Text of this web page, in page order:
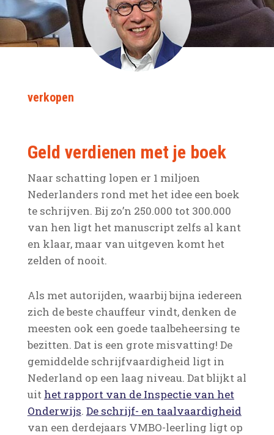
verkopen
Geld verdienen met je boek
Naar schatting lopen er 1 miljoen
Nederlanders rond met het idee een boek
te schrijven. Bij zo’n 250.000 tot 300.000
van hen ligt het manuscript zelfs al kant
en klaar, maar van uitgeven komt het
zelden of nooit.
Als met autorijden, waarbij bijna iedereen
zich de beste chauffeur vindt, denken de
meesten ook een goede taalbeheersing te
bezitten. Dat is een grote misvatting! De
gemiddelde schrijfvaardigheid ligt in
Nederland op een laag niveau. Dat blijkt al
uit het rapport van de Inspectie van het
Onderwijs. De schrijf- en taalvaardigheid
van een derdejaars VMBO-leerling ligt op